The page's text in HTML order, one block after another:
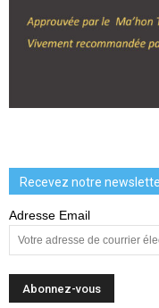
Recevez notre
Adresse Email